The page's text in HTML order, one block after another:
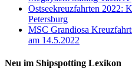
Ostseekreuzfahrten 2022:
Petersburg
MSC Grandiosa
am 14.5.2022
Neu im Shipspotting Lexikon